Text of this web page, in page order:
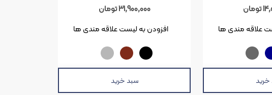
تومان
علاقه مندی ها
31,900,000تومان
سبد خرید
افزودن به لیست علاقه مندی ها